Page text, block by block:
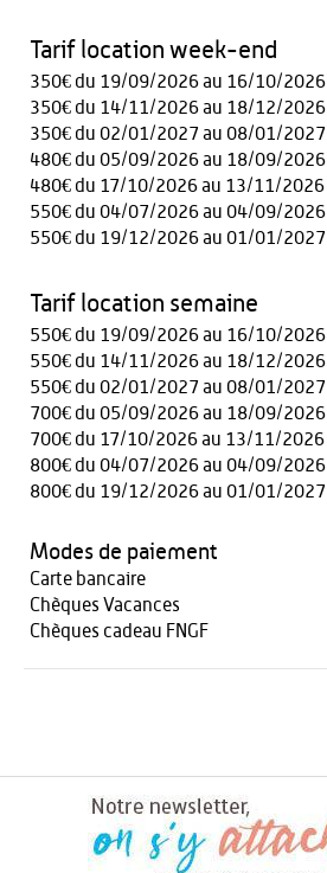
Tarif location week-end
350€ du 19/09/2026 au 16/10/2026
350€ du 14/11/2026 au 18/12/2026
350€ du 02/01/2027 au 08/01/2027
480€ du 05/09/2026 au 18/09/2026
480€ du 17/10/2026 au 13/11/2026
550€ du 04/07/2026 au 04/09/2026
550€ du 19/12/2026 au 01/01/2027
Tarif location semaine
550€ du 19/09/2026 au 16/10/2026
550€ du 14/11/2026 au 18/12/2026
550€ du 02/01/2027 au 08/01/2027
700€ du 05/09/2026 au 18/09/2026
700€ du 17/10/2026 au 13/11/2026
800€ du 04/07/2026 au 04/09/2026
800€ du 19/12/2026 au 01/01/2027
Modes de paiement
Carte bancaire
Chèques Vacances
Chèques cadeau FNGF